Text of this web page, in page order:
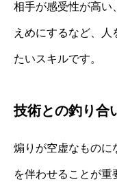
相手が感受性が高い
えめにするなど、
たいスキルです。
技術との釣り合
煽りが空虚なものに
を伴わせることが重